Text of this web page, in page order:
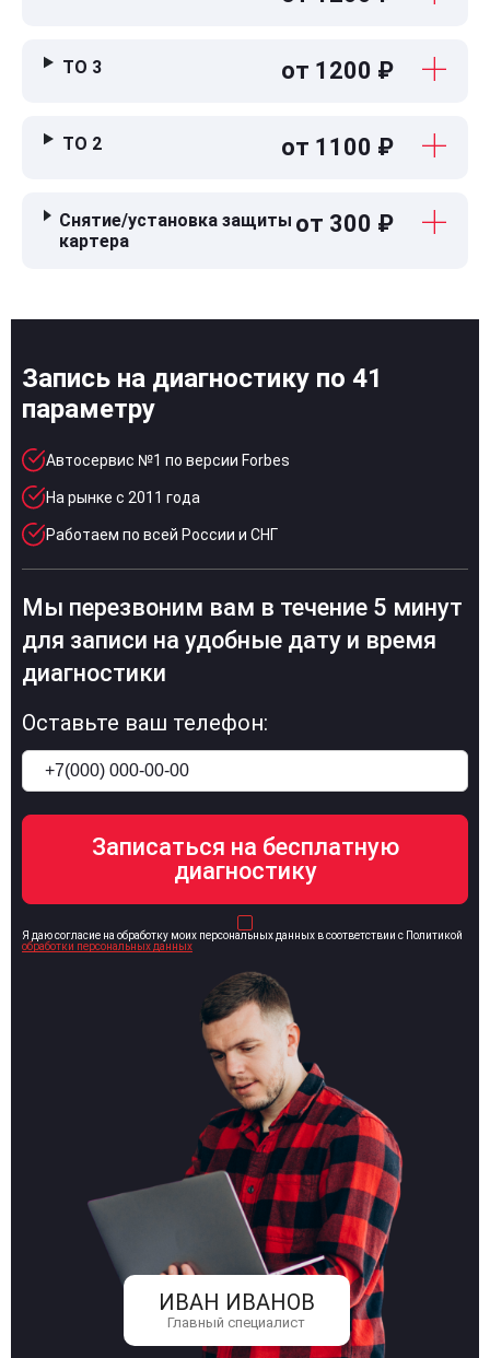
ТО 3 от 1200 ₽
ТО 2 от 1100 ₽
Снятие/установка защиты
картера
от 300 ₽
Запись на диагностику по 41
параметру
Автосервис №1 по версии Forbes
На рынке с 2011 года
Работаем по всей России и СНГ
ИВАН ИВАНОВ
Главный специалист
Мы перезвоним вам в течение 5 минут
для записи на удобные дату и время
диагностики
Оставьте ваш телефон:
Я даю согласие на обработку моих персональных данных в соответствии с Политикой
обработки персональных данных